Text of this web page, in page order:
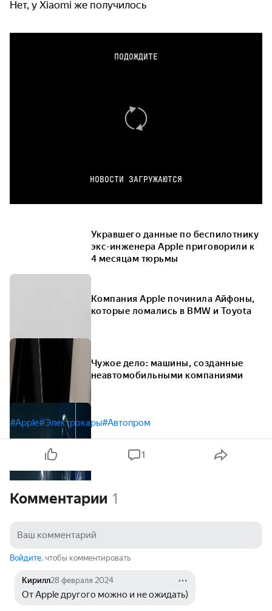
Нет, у Xiaomi же получилось
ПОДОЖДИТЕ
НОВОСТИ ЗАГРУЖАЮТСЯ
Укравшего данные по беспилотнику
экс-инженера Apple приговорили к
4 месяцам тюрьмы
Компания Apple починила Айфоны,
которые ломались в BMW и Toyota
Чужое дело: машины, созданные
неавтомобильными компаниями
#Apple#Электрокары#Автопром
1
Комментарии 1
Войдите, чтобы комментировать
Кирилл28 февраля 2024
От Apple другого можно и не ожидать)